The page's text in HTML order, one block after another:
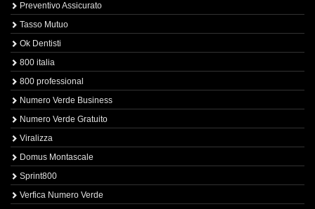
Preventivo Assicurato
Tasso Mutuo
Ok Dentisti
800 italia
800 professional
Numero Verde Business
Numero Verde Gratuito
Viralizza
Domus Montascale
Sprint800
Verfica Numero Verde